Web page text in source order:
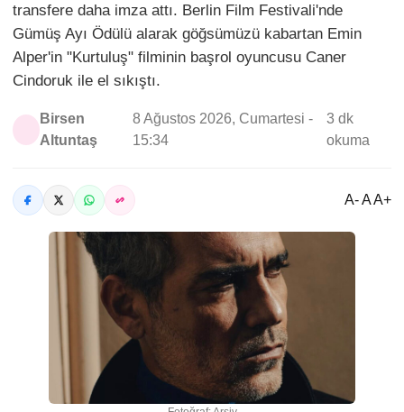
transfere daha imza attı. Berlin Film Festivali'nde
Gümüş Ayı Ödülü alarak göğsümüzü kabartan Emin
Alper'in "Kurtuluş" filminin başrol oyuncusu Caner
Cindoruk ile el sıkıştı.
Birsen
Altuntaş
8 Ağustos 2026, Cumartesi -
15:34
3 dk
okuma
A- A A+